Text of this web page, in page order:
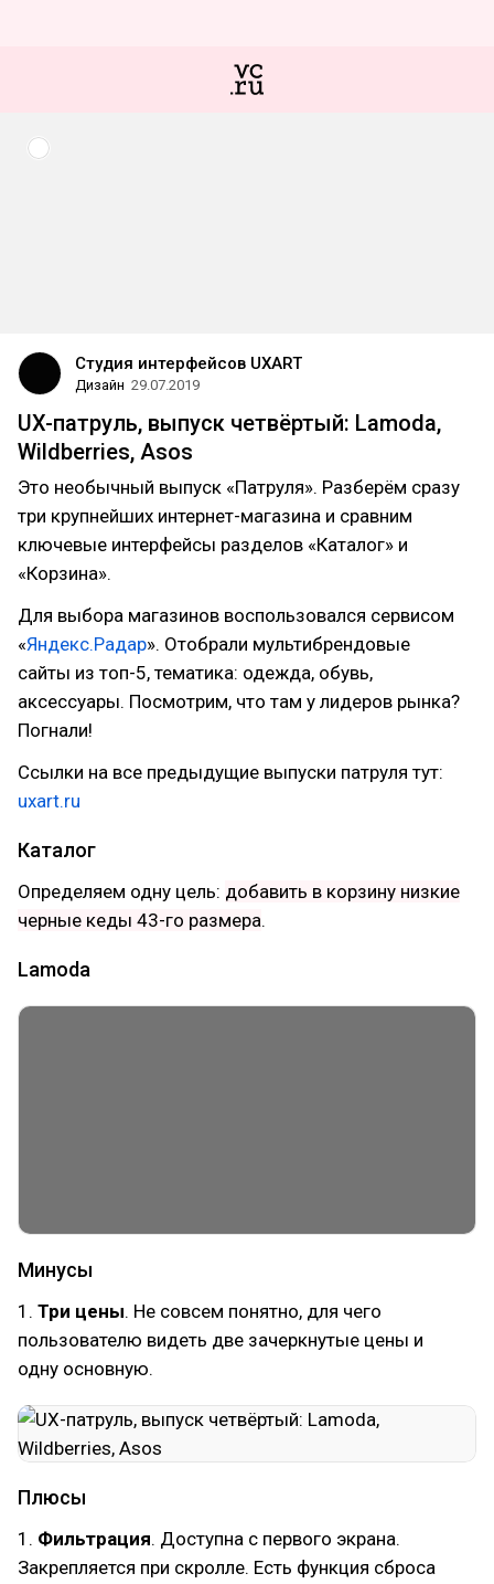
Студия интерфейсов UXART
Дизайн 29.07.2019
UX-патруль, выпуск четвёртый: Lamoda,
Wildberries, Asos
Это необычный выпуск «Патруля». Разберём сразу
три крупнейших интернет-магазина и сравним
ключевые интерфейсы разделов «Каталог» и
«Корзина».
Для выбора магазинов воспользовался сервисом
«Яндекс.Радар». Отобрали мультибрендовые
сайты из топ-5, тематика: одежда, обувь,
аксессуары. Посмотрим, что там у лидеров рынка?
Погнали!
Ссылки на все предыдущие выпуски патруля тут:
uxart.ru
Каталог
Определяем одну цель: добавить в корзину низкие
черные кеды 43-го размера.
Lamoda
Минусы
1. Три цены. Не совсем понятно, для чего
пользователю видеть две зачеркнутые цены и
одну основную.
Плюсы
1. Фильтрация. Доступна с первого экрана.
Закрепляется при скролле. Есть функция сброса